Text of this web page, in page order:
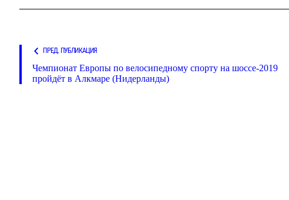
ПРЕД. ПУБЛИКАЦИЯ
Чемпионат Европы по велосипедному спорту на шоссе-2019
пройдёт в Алкмаре (Нидерланды)